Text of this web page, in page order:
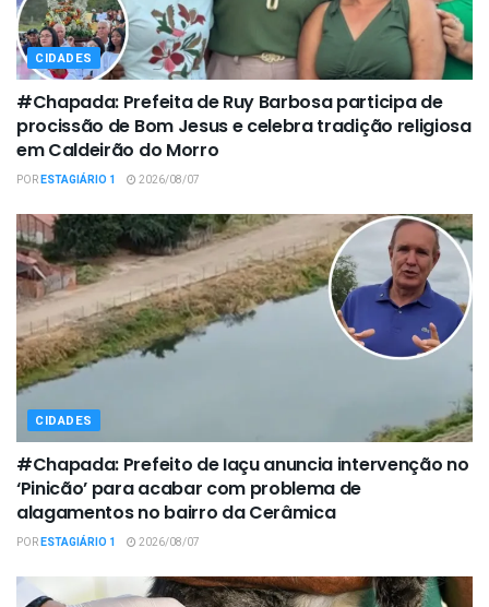
CIDADES
#Chapada: Prefeita de Ruy Barbosa participa de
procissão de Bom Jesus e celebra tradição religiosa
em Caldeirão do Morro
PORESTAGIÁRIO 1 2026/08/07
CIDADES
#Chapada: Prefeito de Iaçu anuncia intervenção no
‘Pinicão’ para acabar com problema de
alagamentos no bairro da Cerâmica
PORESTAGIÁRIO 1 2026/08/07